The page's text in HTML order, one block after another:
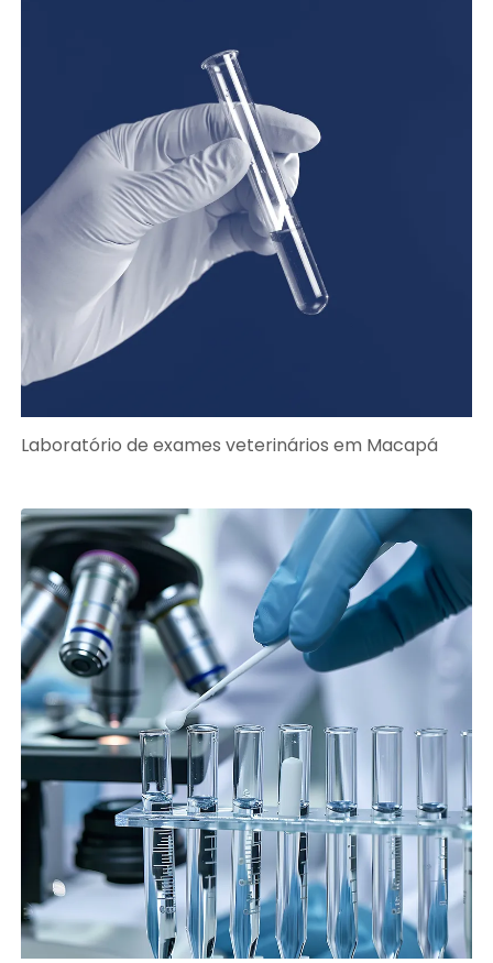
Laboratório de exames veterinários em Macapá